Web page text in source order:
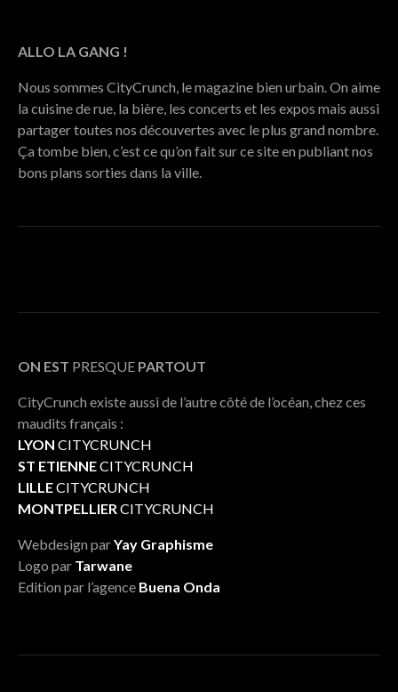
ALLO LA GANG !
Nous sommes CityCrunch, le magazine bien urbain. On aime
la cuisine de rue, la bière, les concerts et les expos mais aussi
partager toutes nos découvertes avec le plus grand nombre.
Ça tombe bien, c’est ce qu’on fait sur ce site en publiant nos
bons plans sorties dans la ville.
ON EST PRESQUE PARTOUT
CityCrunch existe aussi de l’autre côté de l’océan, chez ces
maudits français :
LYON CITYCRUNCH
ST ETIENNECITYCRUNCH
LILLECITYCRUNCH
MONTPELLIER CITYCRUNCH
Webdesign parYay Graphisme
Logo par Tarwane
Edition par l’agence Buena Onda